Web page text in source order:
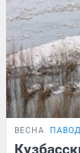
ВЕСНА